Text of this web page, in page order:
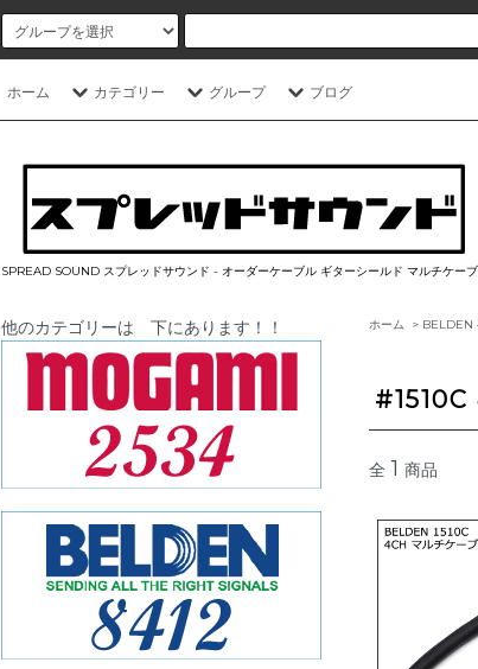
ホーム カテゴリー グループ ブログ
SPREAD SOUND スプレッドサウンド - オーダーケーブル ギターシールド マルチケー
ホーム > BELDEN
#1510C
全 1 商品
他のカテゴリーは 下にあります！！